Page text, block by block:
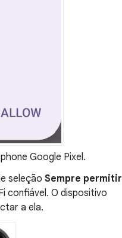
Google Pixel.
seleção Sempre permitir
confiável. O dispositivo
a ela.